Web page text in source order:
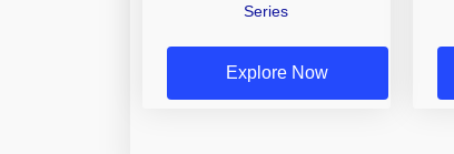
Series
Explore Now